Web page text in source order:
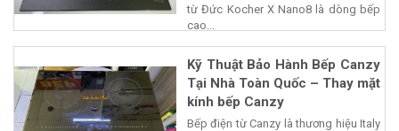
từ Đức Kocher X Nano8 là dòng bếp
cao...
Kỹ Thuật Bảo Hành Bếp Canzy
Tại Nhà Toàn Quốc – Thay mặt
kính bếp Canzy
Bếp điện từ Canzy là thương hiệu Italy